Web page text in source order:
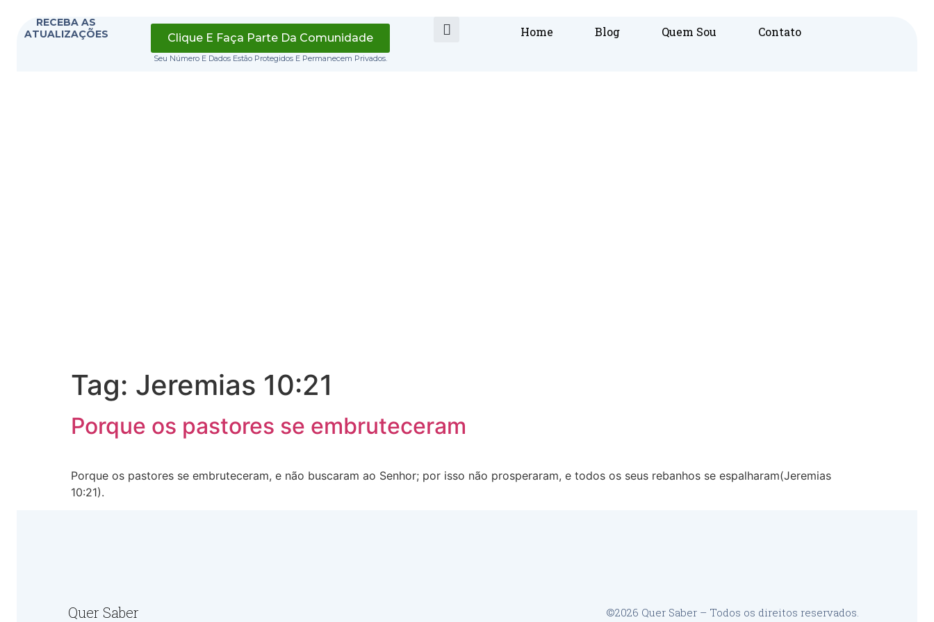
RECEBA AS
ATUALIZAÇÕES
Clique E Faça Parte Da Comunidade
Seu Número E Dados Estão Protegidos E Permanecem Privados.
Home Blog Quem Sou Contato
Tag: Jeremias 10:21
Porque os pastores se embruteceram
Porque os pastores se embruteceram, e não buscaram ao Senhor; por isso não prosperaram, e todos os seus rebanhos se espalharam(Jeremias
10:21).
Quer Saber ©2026 Quer Saber – Todos os direitos reservados.